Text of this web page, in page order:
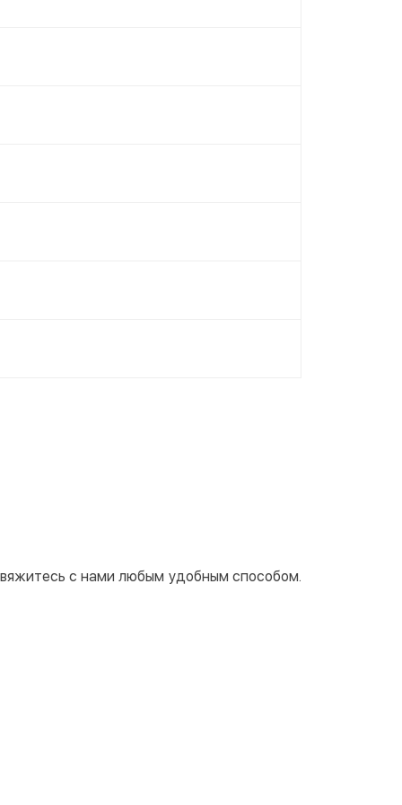
с нами любым удобным способом.